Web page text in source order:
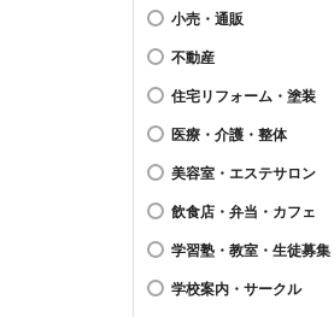
小売・通販
不動産
住宅リフォーム・塗装
医療・介護・整体
美容室・エステサロン
飲食店・弁当・カフェ
学習塾・教室・生徒募集
学校案内・サークル